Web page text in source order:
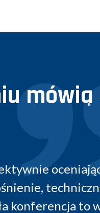
przygotowana
idealnie.
Spotkanie